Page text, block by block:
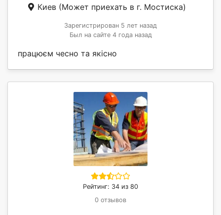
Киев (Может приехать в г. Мостиска)
Зарегистрирован 5 лет назад
Был на сайте 4 года назад
працюєм чесно та якісно
Рейтинг: 34 из 80
0 отзывов